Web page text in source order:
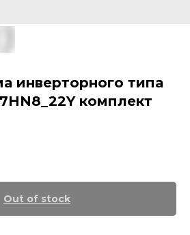
инверторного типа
комплект
Out of stock